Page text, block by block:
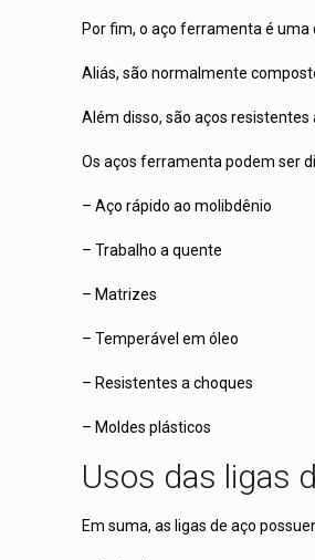
Por fim, o aço ferramenta é
Aliás, são normalmente
Além disso, são aços resistentes
Os aços ferramenta podem ser
– Aço rápido ao molibdênio
– Trabalho a quente
– Matrizes
– Temperável em óleo
– Resistentes a choques
– Moldes plásticos
Usos das ligas
Em suma, as ligas de aço